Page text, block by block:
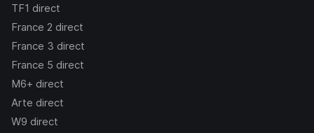
TF1 direct
France 2 direct
France 3 direct
France 5 direct
M6+ direct
Arte direct
W9 direct